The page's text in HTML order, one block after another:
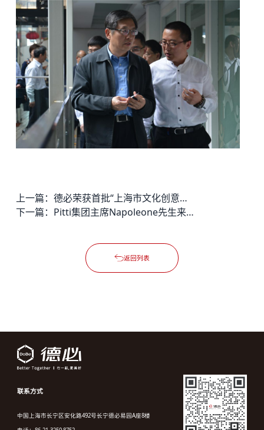
上一篇：
德必荣获首批“上海市文化创意产业示范园区”荣誉称号
下一篇：
Pitti集团主席Napoleone先生来访德必WE国际文化创意中心
返回列表
联系方式
中国上海市长宁区安化路492号长宁德必易园A座8楼